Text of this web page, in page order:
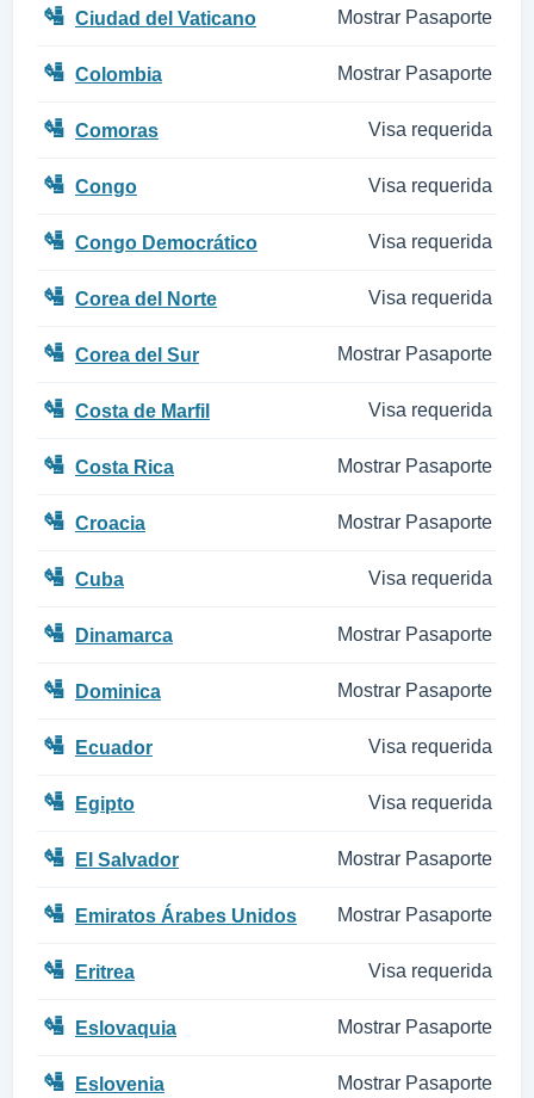
🛂 Ciudad del Vaticano Mostrar Pasaporte
🛂 Colombia Mostrar Pasaporte
🛂 Comoras Visa requerida
🛂 Congo Visa requerida
🛂 Congo Democrático Visa requerida
🛂 Corea del Norte Visa requerida
🛂 Corea del Sur Mostrar Pasaporte
🛂 Costa de Marfil Visa requerida
🛂 Costa Rica Mostrar Pasaporte
🛂 Croacia Mostrar Pasaporte
🛂 Cuba Visa requerida
🛂 Dinamarca Mostrar Pasaporte
🛂 Dominica Mostrar Pasaporte
🛂 Ecuador Visa requerida
🛂 Egipto Visa requerida
🛂 El Salvador Mostrar Pasaporte
🛂 Emiratos Árabes Unidos Mostrar Pasaporte
🛂 Eritrea Visa requerida
🛂 Eslovaquia Mostrar Pasaporte
🛂 Eslovenia Mostrar Pasaporte